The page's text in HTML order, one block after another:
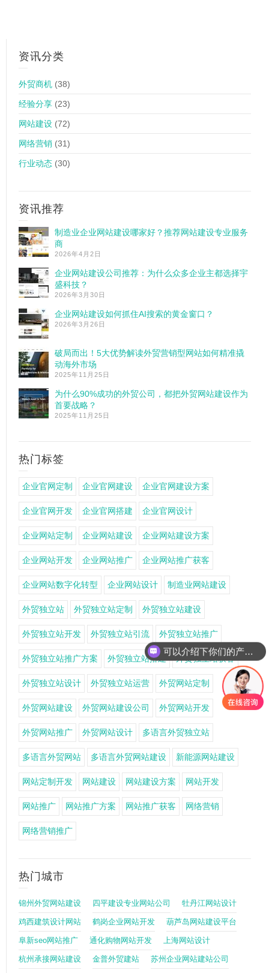
资讯分类
外贸商机 (38)
经验分享 (23)
网站建设 (72)
网络营销 (31)
行业动态 (30)
资讯推荐
制造业企业网站建设哪家好？推荐网站建设专业服务
商
2026年4月2日
企业网站建设公司推荐：为什么众多企业主都选择宇
盛科技？
2026年3月30日
企业网站建设如何抓住AI搜索的黄金窗口？
2026年3月26日
破局而出！5大优势解读外贸营销型网站如何精准撬
动海外市场
2025年11月25日
为什么90%成功的外贸公司，都把外贸网站建设作为
首要战略？
2025年11月25日
热门标签
企业官网定制 企业官网建设 企业官网建设方案
企业官网开发 企业官网搭建 企业官网设计
企业网站定制 企业网站建设 企业网站建设方案
企业网站开发 企业网站推广 企业网站推广获客
企业网站数字化转型 企业网站设计 制造业网站建设
外贸独立站 外贸独立站定制 外贸独立站建设
外贸独立站开发 外贸独立站引流 外贸独立站推广
外贸独立站推广方案 外贸独立站搭建 外贸独立站获客
外贸独立站设计 外贸独立站运营 外贸网站定制
外贸网站建设 外贸网站建设公司 外贸网站开发
外贸网站推广 外贸网站设计 多语言外贸独立站
多语言外贸网站 多语言外贸网站建设 新能源网站建设
网站定制开发 网站建设 网站建设方案 网站开发
网站推广 网站推广方案 网站推广获客 网络营销
网络营销推广
热门城市
锦州外贸网站建设 四平建设专业网站公司 牡丹江网站设计
鸡西建筑设计网站 鹤岗企业网站开发 葫芦岛网站建设平台
阜新seo网站推广 通化购物网站开发 上海网站设计
杭州承接网站建设 金普外贸建站 苏州企业网站建站公司
可以介绍下你们的产品么